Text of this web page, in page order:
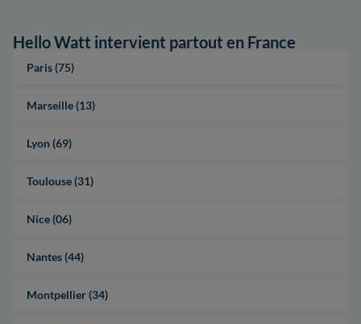
Hello Watt intervient partout en France
Paris (75)
Marseille (13)
Lyon (69)
Toulouse (31)
Nice (06)
Nantes (44)
Montpellier (34)